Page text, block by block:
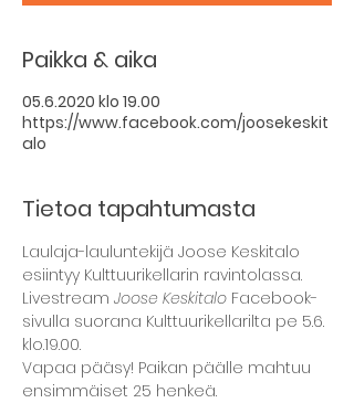
Paikka & aika
05.6.2020 klo 19.00
https://www.facebook.com/joosekeskit
alo
Tietoa tapahtumasta
Laulaja-lauluntekijä Joose Keskitalo
esiintyy Kulttuurikellarin ravintolassa.
Livestream Joose Keskitalo Facebook-
sivulla suorana Kulttuurikellarilta pe 5.6.
klo.19.00.
Vapaa pääsy! Paikan päälle mahtuu
ensimmäiset 25 henkeä.